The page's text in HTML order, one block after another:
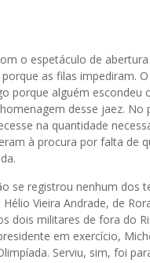
o espetáculo de
as filas impediram.
porque alguém escondeu
desse jaez.
na quantidade
à procura por falta de
se registrou nenhum dos
Vieira Andrade, de
dois militares de fora do
em exercício,
Serviu, sim, foi